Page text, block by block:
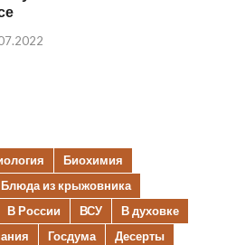
Биохимия
Блюда из крыжовника
В России ВСУ
В духовке
Госдума
Десерты